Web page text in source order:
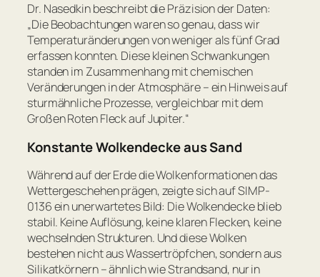
Dr. Nasedkin beschreibt die Präzision der Daten:
„Die Beobachtungen waren so genau, dass wir
Temperaturänderungen von weniger als fünf Grad
erfassen konnten. Diese kleinen Schwankungen
standen im Zusammenhang mit chemischen
Veränderungen in der Atmosphäre – ein Hinweis auf
sturmähnliche Prozesse, vergleichbar mit dem
Großen Roten Fleck auf Jupiter.“
Konstante Wolkendecke aus Sand
Während auf der Erde die Wolkenformationen das
Wettergeschehen prägen, zeigte sich auf SIMP-
0136 ein unerwartetes Bild: Die Wolkendecke blieb
stabil. Keine Auflösung, keine klaren Flecken, keine
wechselnden Strukturen. Und diese Wolken
bestehen nicht aus Wassertröpfchen, sondern aus
Silikatkörnern – ähnlich wie Strandsand, nur in